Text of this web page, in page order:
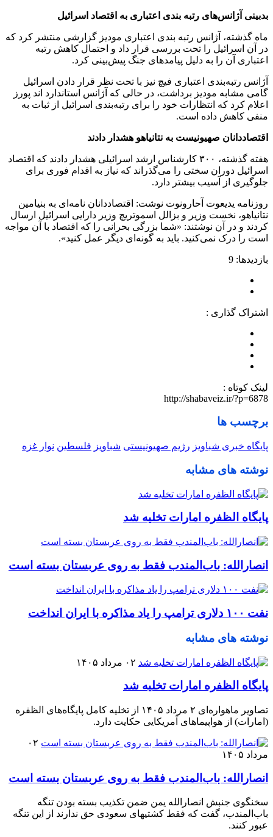
بدبینی آژانس‌های رتبه بندی اعتباری به اقتصاد اسرائیل
ماه گذشته، آژانس رتبه بندی اعتباری مودیز گزارشی منتشر کرد که
در آن اسرائیل را تحت بررسی قرار داد و احتمال کاهش رتبه
اعتباری آن را به دلیل پیامدهای جنگ پیش‌بینی کرد.
آژانس رتبه‌بندی اعتباری فیچ نیز با تحت نظر قرار دادن اسرائیل
گامی مشابه مودیز برداشت، در حالی که آژانس استاندارد اند پورز
اعلام کرد که انتظارات خود را برای رتبه‌بندی اسرائیل از ثبات به
منفی کاهش داده است.
اقتصاددانان صهیونیست به نتانیاهو هشدار دادند
هفته گذشته، ۳۰۰ کارشناس ارشد اسرائیلی هشدار دادند که اقتصاد
اسرائیل دوران سختی را می‌گذراند که نیاز به اقدام فوری برای
جلوگیری از آسیب بیشتر دارد.
روزنامه یدیعوت آحارونوت نوشت: اقتصاددانان نامه‌ای به بنیامین
نتانیاهو، نخست وزیر و بزالل اسموتریچ وزیر دارایی اسرائیل ارسال
کردند و در آن نوشتند: «شما بزرگی بحرانی را که اقتصاد با آن مواجه
است را درک نمی‌کنید. باید به گونه‌ای دیگر عمل کنید».
بازدیدها: 9
اشتراک گذاری :
لینک کوتاه :
http://shabaveiz.ir/?p=6878
برچسب ها
پایگاه خبری شباویز رژیم صهیونیستی شباویز فلسطین نوار غزه
نوشته های مشابه
پایگاه الظفره امارات تخلیه شد
انصارالله: باب‌المندب فقط به روی عربستان بسته است
نفت ۱۰۰ دلاری ترامپ را یاد مذاکره با ایران انداخت
نوشته های مشابه
۰۲ مرداد ۱۴۰۵
پایگاه الظفره امارات تخلیه شد
تصاویر ماهواره‌ای ۲ مرداد ۱۴۰۵ از تخلیه کامل پایگاه‌های الظفره
(امارات) از هواپیماهای آمریکایی حکایت دارد.
۰۲
مرداد ۱۴۰۵
انصارالله: باب‌المندب فقط به روی عربستان بسته است
سخنگوی جنبش انصارالله یمن ضمن تکذیب بسته بودن تنگه
باب‌المندب، گفت که فقط کشتیهای سعودی حق ندارند از این تنگه
عبور کنند.